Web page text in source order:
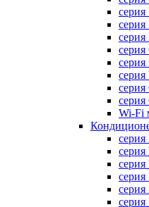
Wi-Fi
серия
серия